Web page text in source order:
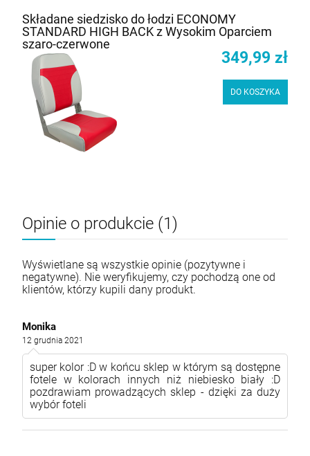
Składane siedzisko do łodzi ECONOMY
STANDARD HIGH BACK z Wysokim Oparciem
szaro-czerwone
349,99 zł
DO KOSZYKA
Opinie o produkcie (1)
Wyświetlane są wszystkie opinie (pozytywne i
negatywne). Nie weryfikujemy, czy pochodzą one od
klientów, którzy kupili dany produkt.
Monika
12 grudnia 2021
super kolor :D w końcu sklep w którym są dostępne
fotele w kolorach innych niż niebiesko biały :D
pozdrawiam prowadzących sklep - dzięki za duży
wybór foteli